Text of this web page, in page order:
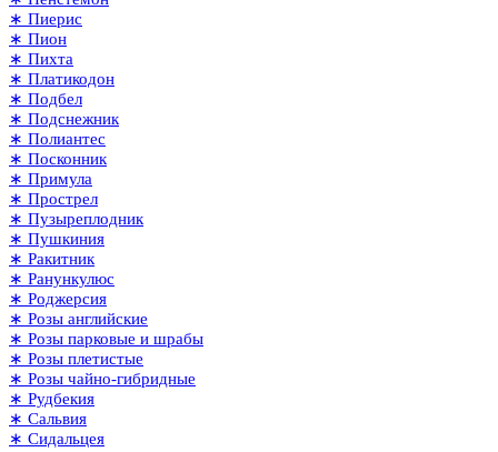
∗ Пиерис
∗ Пион
∗ Пихта
∗ Платикодон
∗ Подбел
∗ Подснежник
∗ Полиантес
∗ Посконник
∗ Примула
∗ Прострел
∗ Пузыреплодник
∗ Пушкиния
∗ Ракитник
∗ Ранункулюс
∗ Роджерсия
∗ Розы английские
∗ Розы парковые и шрабы
∗ Розы плетистые
∗ Розы чайно-гибридные
∗ Рудбекия
∗ Сальвия
∗ Сидальцея